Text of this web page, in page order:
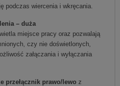
podczas wiercenia i wkręcania.
– duża
miejsce pracy oraz pozwalają
czy nie doświetlonych,
załączania i wyłączania
przełącznik prawo/lewo z